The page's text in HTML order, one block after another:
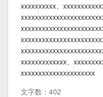
xxxxxxxxxx、
xxxxxxxxxxxxx、
xxxxxxxxxxxxxxxxxxxxx
文字数：402